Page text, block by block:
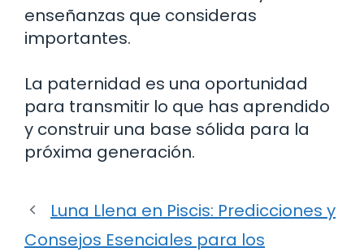
enseñanzas que consideras
importantes.
La paternidad es una oportunidad
para transmitir lo que has aprendido
y construir una base sólida para la
próxima generación.
Luna Llena en Piscis: Predicciones y
Consejos Esenciales para los